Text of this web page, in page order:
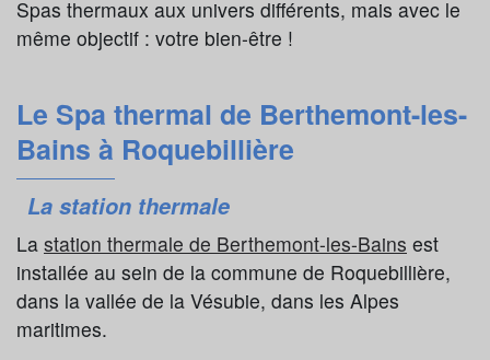
Spas thermaux aux univers différents, mais avec le
même objectif : votre bien-être !
Le Spa thermal de Berthemont-les-
Bains à Roquebillière
La station thermale
La station thermale de Berthemont-les-Bains est
installée au sein de la commune de Roquebillière,
dans la vallée de la Vésubie, dans les Alpes
maritimes.